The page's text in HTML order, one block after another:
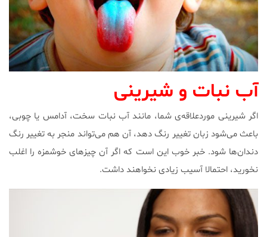
آب نبات و شیرینی
اگر شیرینی موردعلاقه‌ی شما، مانند آب نبات سخت، آدامس یا چوبی،
باعث می‌شود زبان تغییر رنگ دهد، آن هم می‌تواند منجر به تغییر رنگ
دندان‎‌ها شود. خبر خوب این است که اگر آن‌ چیزهای خوشمزه را اغلب
نخورید، احتمالا آسیب زیادی نخواهند داشت.